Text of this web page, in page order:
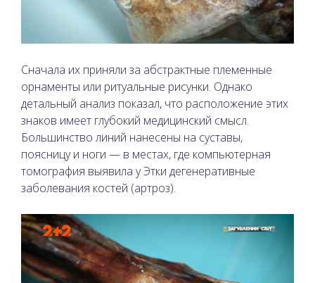
Сначала их приняли за абстрактные племенные
орнаменты или ритуальные рисунки. Однако
детальный анализ показал, что расположение этих
знаков имеет глубокий медицинский смысл.
Большинство линий нанесены на суставы,
поясницу и ноги — в местах, где компьютерная
томография выявила у Этки дегенеративные
заболевания костей (артроз).